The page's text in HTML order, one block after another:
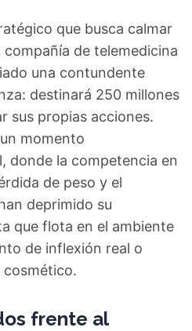
que busca calmar
compañía de telemedicina
una contundente
destinará 250 millones
sus propias acciones.
momento
donde la competencia en
de peso y el
deprimido su
que flota en el ambiente
de inflexión real o
cosmético.
frente al